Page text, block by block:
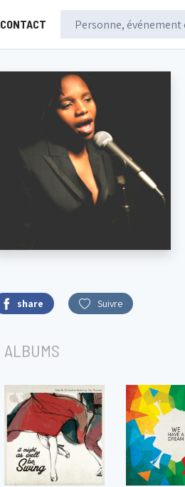
CONTACT
share Suivre
ALBUMS